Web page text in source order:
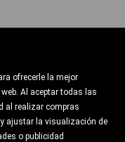
ofrecerle la mejor
Al aceptar todas las
al realizar compras
ajustar la visualización de
o publicidad